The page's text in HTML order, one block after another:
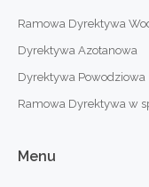
Ramowa Dyrektywa
Dyrektywa Azotanowa
Dyrektywa Powodziowa
Ramowa Dyrektywa w
Menu